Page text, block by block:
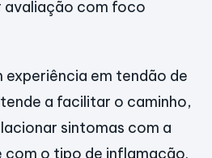
avaliação com foco
experiência em tendão de
a facilitar o caminho,
sintomas com a
com o tipo de inflamação.